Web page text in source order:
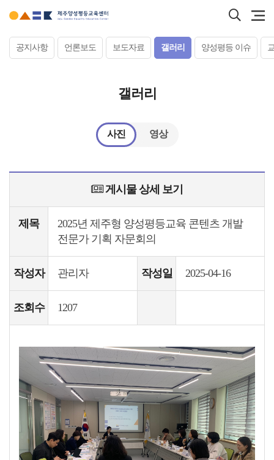
바로가기
검색
서브컨텐츠
공지사항 언론보도 보도자료 갤러리 양성평등 이슈
갤러리
사진 영상
게시물 상세 보기
제목
2025년 제주형 양성평등교육 콘텐츠 개발
전문가 기획 자문회의
작성자 관리자 작성일 2025-04-16
조회수 1207